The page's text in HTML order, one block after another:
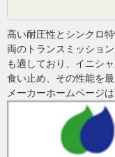
高い耐圧性とシンクロ
両のトランスミッショ
も適しており、イニシ
食い止め、その性能を
メーカーホームページ